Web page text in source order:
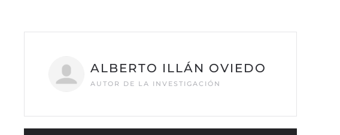
ALBERTO ILLÁN OVIEDO
AUTOR DE LA INVESTIGACIÓN